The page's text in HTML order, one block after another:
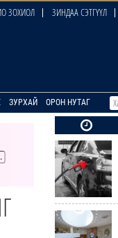
ЗОХИОЛ ЗИНДАА СЭТГҮҮЛ
ЗУРХАЙ ОРОН НУТАГ